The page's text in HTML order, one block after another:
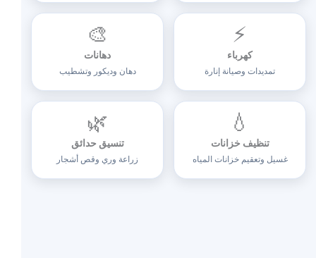
⚡
كهرباء
تمديدات وصيانة إنارة
🎨
دهانات
دهان وديكور وتشطيب
💧
تنظيف خزانات
غسيل وتعقيم خزانات المياه
🌿
تنسيق حدائق
زراعة وري وقص أشجار